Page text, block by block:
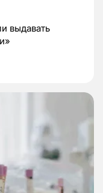
выдавать